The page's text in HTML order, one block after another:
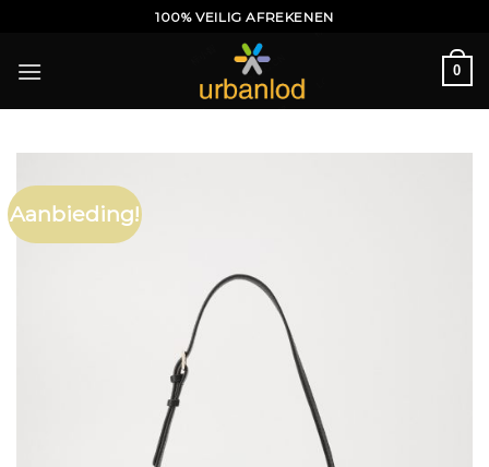
inhoud
100% VEILIG AFREKENEN
0
Aanbieding!